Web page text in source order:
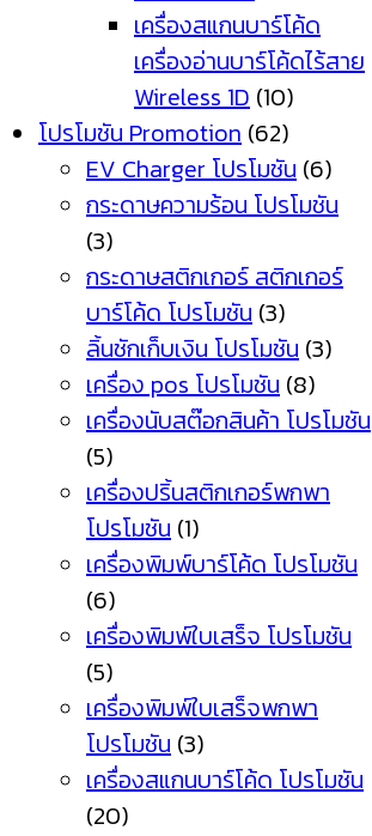
เครื่องสแกนบาร์โค้ด
เครื่องอ่านบาร์โค้ดไร้สาย
Wireless 1D (10)
โปรโมชัน Promotion (62)
EV Charger โปรโมชัน (6)
กระดาษความร้อน โปรโมชัน
(3)
กระดาษสติกเกอร์ สติกเกอร์
บาร์โค้ด โปรโมชัน (3)
ลิ้นชักเก็บเงิน โปรโมชัน (3)
เครื่อง pos โปรโมชัน (8)
เครื่องนับสต๊อกสินค้า โปรโมชัน
(5)
เครื่องปริ้นสติกเกอร์พกพา
โปรโมชัน (1)
เครื่องพิมพ์บาร์โค้ด โปรโมชัน
(6)
เครื่องพิมพ์ใบเสร็จ โปรโมชัน
(5)
เครื่องพิมพ์ใบเสร็จพกพา
โปรโมชัน (3)
เครื่องสแกนบาร์โค้ด โปรโมชัน
(20)